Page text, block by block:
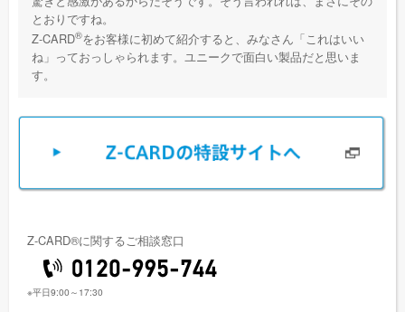
とおりですね。
Z-CARD®をお客様に初めて紹介すると、みなさん「これはいい
ね」っておっしゃられます。ユニークで面白い製品だと思いま
す。
Z-CARD®に関するご相談窓口
※平日9:00～17:30